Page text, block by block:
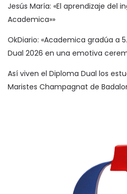
Jesús María: «El aprendizaje del
Academica»»
OkDiario: «Academica gradúa a
Dual 2026 en una emotiva
Así viven el Diploma Dual los
Maristes Champagnat de